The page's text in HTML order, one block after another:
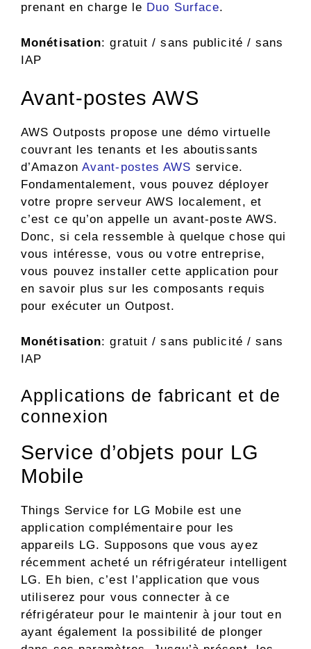
prenant en charge le Duo Surface.
Monétisation: gratuit / sans publicité / sans
IAP
Avant-postes AWS
AWS Outposts propose une démo virtuelle
couvrant les tenants et les aboutissants
d’Amazon Avant-postes AWS service.
Fondamentalement, vous pouvez déployer
votre propre serveur AWS localement, et
c’est ce qu’on appelle un avant-poste AWS.
Donc, si cela ressemble à quelque chose qui
vous intéresse, vous ou votre entreprise,
vous pouvez installer cette application pour
en savoir plus sur les composants requis
pour exécuter un Outpost.
Monétisation: gratuit / sans publicité / sans
IAP
Applications de fabricant et de
connexion
Service d’objets pour LG
Mobile
Things Service for LG Mobile est une
application complémentaire pour les
appareils LG. Supposons que vous ayez
récemment acheté un réfrigérateur intelligent
LG. Eh bien, c’est l’application que vous
utiliserez pour vous connecter à ce
réfrigérateur pour le maintenir à jour tout en
ayant également la possibilité de plonger